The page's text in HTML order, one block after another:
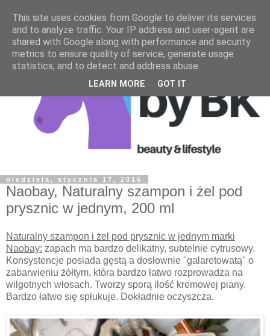
niedziela, stycznia 17, 2016
Naobay, Naturalny szampon i żel pod
prysznic w jednym, 200 ml
Naturalny szampon i żel pod prysznic w jednym marki
Naobay: zapach ma bardzo delikatny, subtelnie cytrusowy.
Konsystencje posiada gęstą a dosłownie "galaretowatą" o
zabarwieniu żółtym, która bardzo łatwo rozprowadza na
wilgotnych włosach. Tworzy sporą ilość kremowej piany.
Bardzo łatwo się spłukuje. Dokładnie oczyszcza.
This site uses cookies from Google to deliver its services
and to analyze traffic. Your IP address and user-agent are
shared with Google along with performance and security
metrics to ensure quality of service, generate usage
statistics, and to detect and address abuse.
LEARN MORE GOT IT